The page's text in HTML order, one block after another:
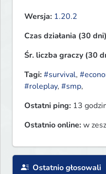
Wersja: 1.20.2
Czas działania (30
Śr. liczba graczy (30
Tagi:#survival,
#roleplay, #smp,
Ostatni ping: 13
Ostatnio online:w
Ostatnio głosowali